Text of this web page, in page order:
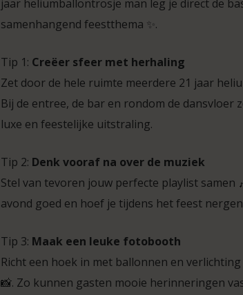
jaar heliumballontrosje man leg je direct de
samenhangend feestthema ✨.
Tip 1: Creëer sfeer met herhaling
Zet door de hele ruimte meerdere 21 jaar
Bij de entree, de bar en rondom de dansvloer
luxe en feestelijke uitstraling.
Tip 2: Denk vooraf na over de muziek
Stel van tevoren jouw perfecte playlist samen
avond goed en hoef je tijdens het feest
Tip 3: Maak een leuke fotobooth
Richt een hoek in met ballonnen en
📸. Zo kunnen gasten mooie herinneringen